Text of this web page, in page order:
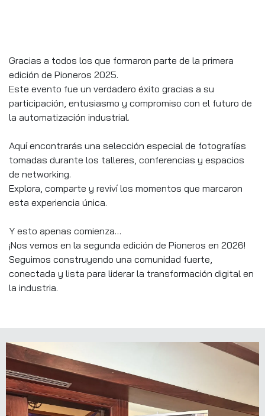
Gracias a todos los que formaron parte de la primera
edición de Pioneros 2025.
Este evento fue un verdadero éxito gracias a su
participación, entusiasmo y compromiso con el futuro de
la automatización industrial.
Aquí encontrarás una selección especial de fotografías
tomadas durante los talleres, conferencias y espacios
de networking.
Explora, comparte y reviví los momentos que marcaron
esta experiencia única.
Y esto apenas comienza…
¡Nos vemos en la segunda edición de Pioneros en 2026!
Seguimos construyendo una comunidad fuerte,
conectada y lista para liderar la transformación digital en
la industria.